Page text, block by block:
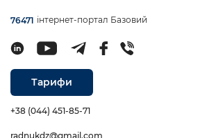
76471 інтернет-портал Базовий
Тарифи
+38 (044) 451-85-71
radnukdz@gmail.com